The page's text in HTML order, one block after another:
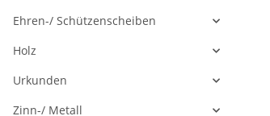
Ehren-/ Schützenscheiben
Holz
Urkunden
Zinn-/ Metall